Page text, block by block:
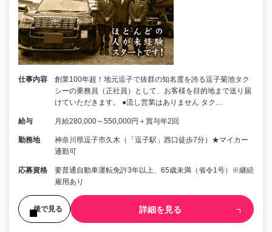
仕事内容
創業100年超！地元逗子で抜群の知名度を誇る逗子菊池タク
シーの乗務員（正社員）として、お客様を目的地まで送り届
けていただきます。 ●流し営業はありません タク…
給与 月給280,000～550,000円＋賞与年2回
勤務地
神奈川県逗子市久木（「逗子駅」西口徒歩7分）★マイカー
通勤可
応募資格
要普通自動車運転免許3年以上、65歳未満（省令1号）※継続
雇用あり
後で見る 詳細を見る